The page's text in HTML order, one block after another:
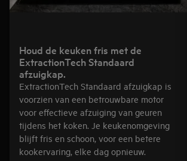
Houd de keuken fris met de
ExtractionTech Standaard
afzuigkap.
ExtractionTech Standaard afzuigkap is
voorzien van een betrouwbare motor
voor effectieve afzuiging van geuren
tijdens het koken. Je keukenomgeving
blijft fris en schoon, voor een betere
kookervaring, elke dag opnieuw.